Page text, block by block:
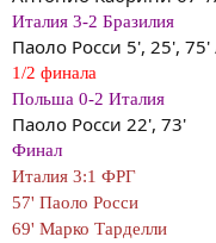
Италия 3-2 Бразилия
Паоло Росси 5', 25',
1/2 финала
Польша 0-2 Италия
Паоло Росси 22', 73'
Финал
Италия 3:1 ФРГ
57' Паоло Росси
69' Марко Тарделли